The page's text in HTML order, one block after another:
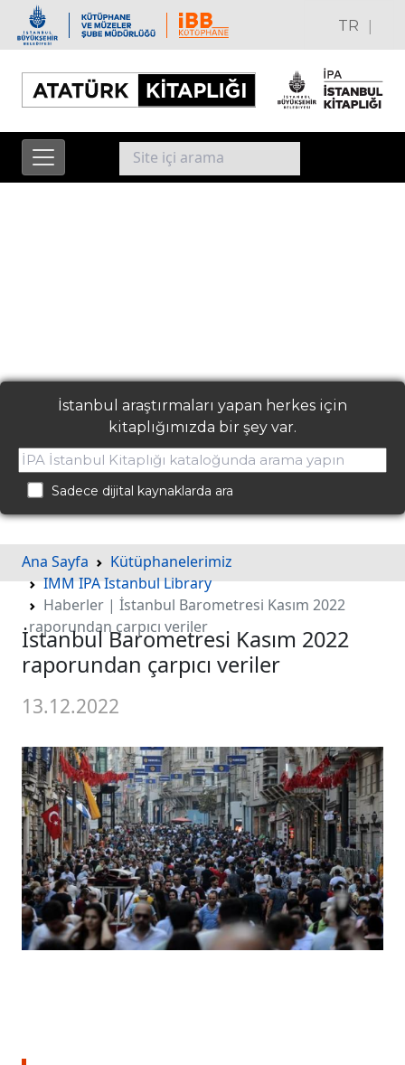
TR |
İstanbul araştırmaları yapan herkes için
kitaplığımızda bir şey var.
Sadece dijital kaynaklarda ara
Ana Sayfa
Kütüphanelerimiz
IMM IPA Istanbul Library
Haberler | İstanbul Barometresi Kasım 2022
raporundan çarpıcı veriler
İstanbul Barometresi Kasım 2022
raporundan çarpıcı veriler
13.12.2022